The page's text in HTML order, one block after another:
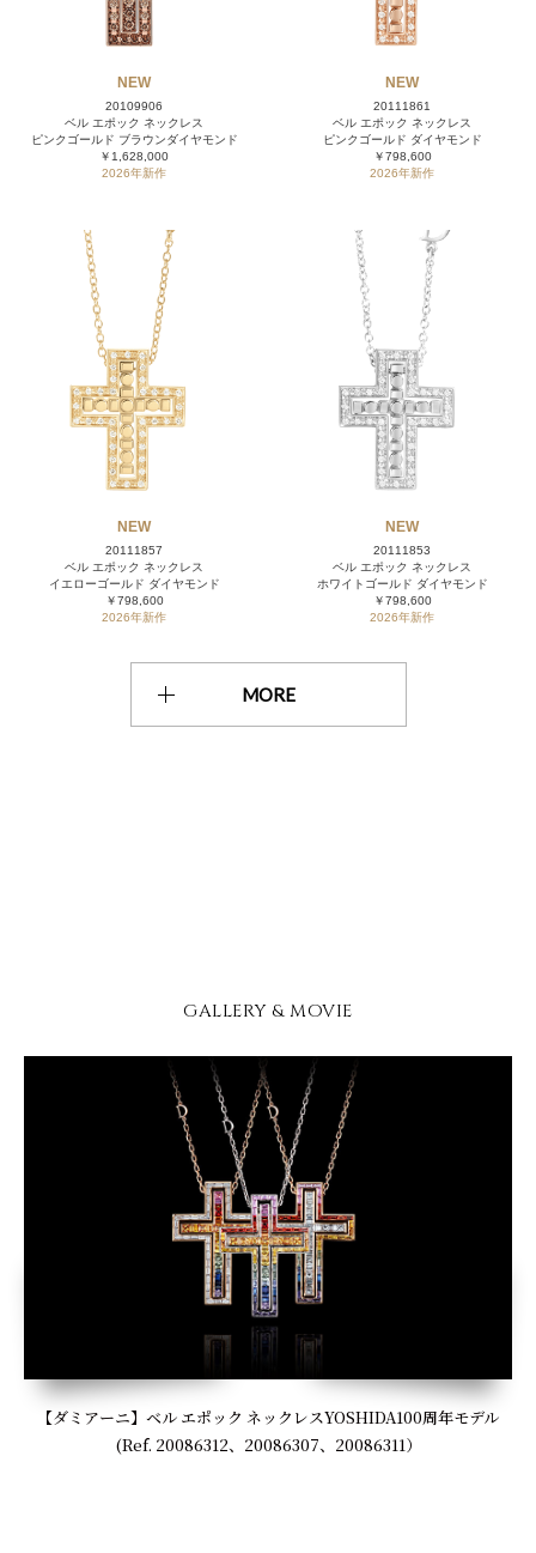
NEW
20109906
ベル エポック ネックレス
ピンクゴールド ブラウンダイヤモンド
￥1,628,000
2026年新作
NEW
20111861
ベル エポック ネックレス
ピンクゴールド ダイヤモンド
￥798,600
2026年新作
NEW
20111857
ベル エポック ネックレス
イエローゴールド ダイヤモンド
￥798,600
2026年新作
NEW
20111853
ベル エポック ネックレス
ホワイトゴールド ダイヤモンド
￥798,600
2026年新作
MORE
GALLERY & MOVIE
【ダミアーニ】ベル エポック ネックレスYOSHIDA100周年モデル
(Ref. 20086312、20086307、20086311）